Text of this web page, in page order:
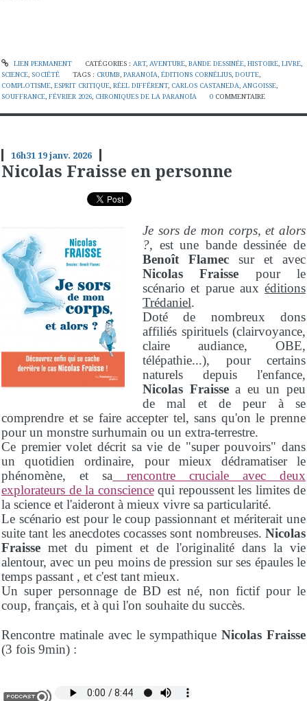
LIEN PERMANENT CATÉGORIES : ART, AVENTURE, BANDE DESSINÉE, HISTOIRE, LIVRE,
SCIENCE, SOCIÉTÉ TAGS : CRUMB,PARANOÏA,ÉDITIONS CORNÉLIUS,DOUTE,
COMPLOTISME, ESPRIT CRITIQUE, RÉEL DIFFÉRENT, CARLOS CASTANEDA, ANGOISSE,
SOUFFRANCE, FÉVRIER 2026, CHRONIQUES DE LA PARANOÏA 0 COMMENTAIRE
16h3119janv. 2026
Nicolas Fraisse en personne
Je sors de mon corps, et alors
?, est une bande dessinée de
Benoît Flamec sur et avec
Nicolas Fraisse pour le
scénario et parue aux éditions
Trédaniel.
Doté de nombreux dons
affiliés spirituels (clairvoyance,
claire audiance, OBE,
télépathie...), pour certains
naturels depuis l'enfance,
Nicolas Fraissea eu un peu
de mal et de peur à se
comprendre et se faire accepter tel, sans qu'on le prenne
pour un monstre surhumain ou un extra-terrestre.
Ce premier volet décrit sa vie de "super pouvoirs" dans
un quotidien ordinaire, pour mieux dédramatiser le
phénomène, et sa rencontre cruciale avec deux
explorateurs de la consciencequi repoussent les limites de
la science et l'aideront à mieux vivre sa particularité.
Le scénario est pour le coup passionnant et mériterait une
suite tant les anecdotes cocasses sont nombreuses. Nicolas
Fraisse met du piment et de l'originalité dans la vie
alentour, avec un peu moins de pression sur ses épaules le
temps passant , et c'est tant mieux.
Un super personnage de BD est né, non fictif pour le
coup, français, et à qui l'on souhaite du succès.
Rencontre matinale avec le sympathiqueNicolas Fraisse
(3 fois 9min) :